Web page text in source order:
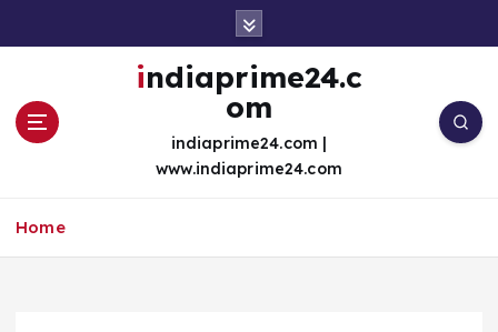
indiaprime24.c
om
indiaprime24.com |
www.indiaprime24.com
Home